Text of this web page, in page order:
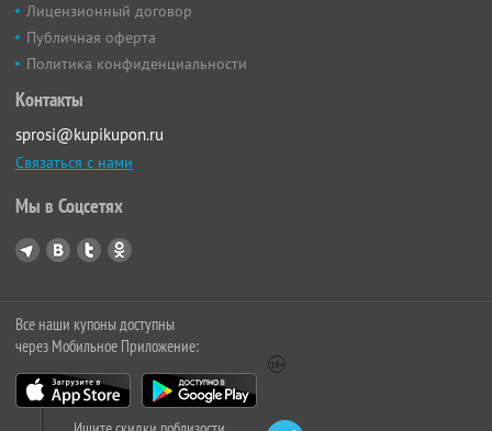
Лицензионный договор
Публичная оферта
Политика конфиденциальности
Контакты
sprosi@kupikupon.ru
Связаться с нами
Мы в Соцсетях
Все наши купоны доступны
через Мобильное Приложение: